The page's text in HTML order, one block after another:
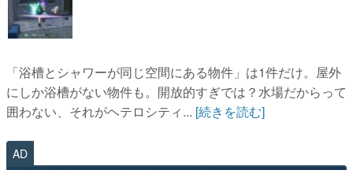
「浴槽とシャワーが同じ空間にある物件」は1件だけ。屋外
にしか浴槽がない物件も。開放的すぎでは？水場だからって
囲わない、それがヘテロシティ... [続きを読む]
AD